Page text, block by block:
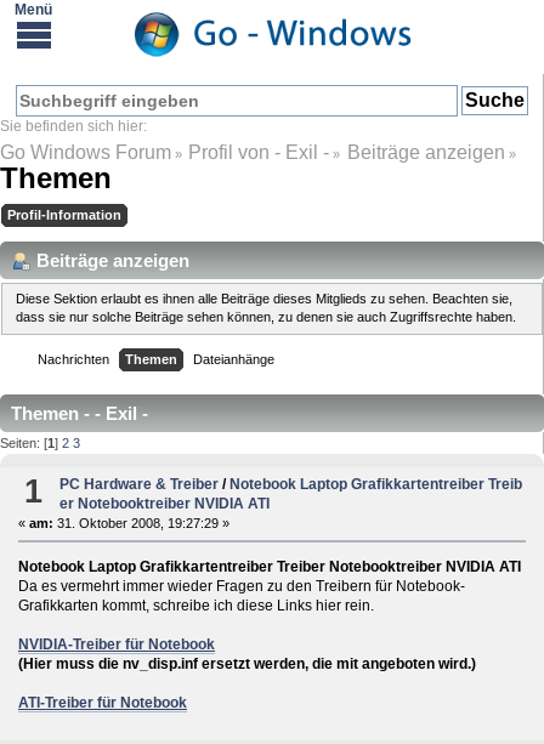
Go Windows Forum » Profil von - Exil - » Beiträge anzeigen »
Themen
Profil-Information
Beiträge anzeigen
Diese Sektion erlaubt es ihnen alle Beiträge dieses Mitglieds zu sehen. Beachten sie,
dass sie nur solche Beiträge sehen können, zu denen sie auch Zugriffsrechte haben.
Nachrichten Themen Dateianhänge
Themen - - Exil -
Seiten: [1] 2 3
1 PC Hardware & Treiber / Notebook Laptop Grafikkartentreiber Treib
er Notebooktreiber NVIDIA ATI
« am: 31. Oktober 2008, 19:27:29 »
Notebook Laptop Grafikkartentreiber Treiber Notebooktreiber NVIDIA ATI
Da es vermehrt immer wieder Fragen zu den Treibern für Notebook-
Grafikkarten kommt, schreibe ich diese Links hier rein.
NVIDIA-Treiber für Notebook
(Hier muss die nv_disp.inf ersetzt werden, die mit angeboten wird.)
ATI-Treiber für Notebook